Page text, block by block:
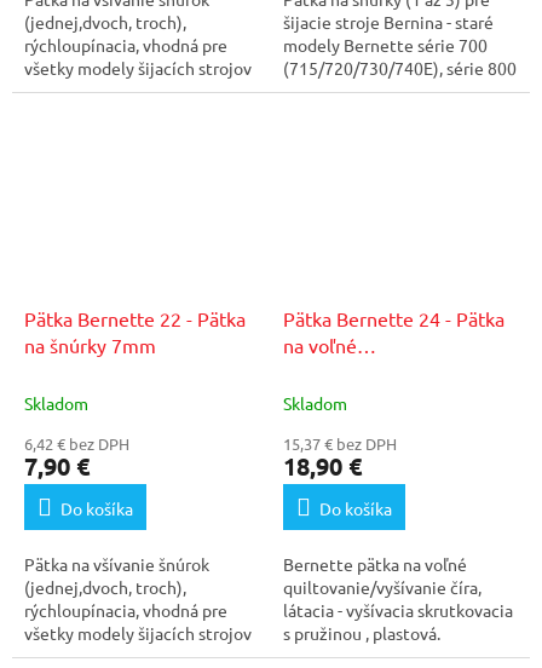
(jednej,dvoch, troch),
rýchloupínacia, vhodná pre
všetky modely šijacích strojov
so šírkou stehu 5mm.
šijacie stroje Bernina - staré
modely Bernette série 700
(715/720/730/740E), série 800
(812/815e)...
Pätka Bernette 22 - Pätka
na šnúrky 7mm
Skladom
6,42 € bez DPH
7,90 €
Do košíka
Pätka na všívanie šnúrok
(jednej,dvoch, troch),
rýchloupínacia, vhodná pre
všetky modely šijacích strojov
so šírkou stehu 7mm.
Pätka Bernette 24 - Pätka
na voľné
Skladom
15,37 € bez DPH
18,90 €
Do košíka
Bernette pätka na voľné
quiltovanie/vyšívanie číra,
látacia - vyšívacia skrutkovacia
s pružinou , plastová.